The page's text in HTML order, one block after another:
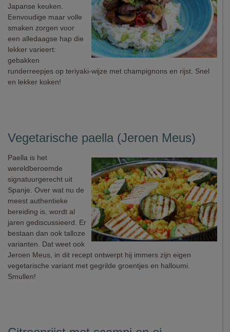
Japanse keuken.
Eenvoudige maar volle
smaken zorgen voor
een alledaagse hap die
lekker varieert:
gebakken
runderreepjes op teriyaki-wijze met champignons en rijst. Snel
en lekker koken!
Vegetarische paella (Jeroen Meus)
Paella is het
wereldberoemde
signatuurgerecht uit
Spanje. Over wat nu de
meest authentieke
bereiding is, wordt al
jaren gediscussieerd. Er
bestaan dan ook talloze
varianten. Dat weet ook
Jeroen Meus, in dit recept ontwerpt hij immers zijn eigen
vegetarische variant met gegrilde groentjes en halloumi.
Smullen!